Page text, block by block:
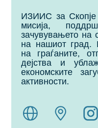
ИЗИИС за Скопје
мисија,
зачувувањето на
на нашиот град.
на граѓаните,
дејства и
економските
активности.